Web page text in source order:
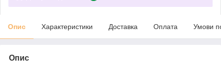
Опис Характеристики Доставка Оплата Умови
Опис